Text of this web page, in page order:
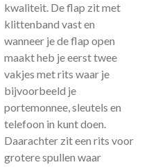
kwaliteit. De flap zit met
klittenband vast en
wanneer je de flap open
maakt heb je eerst twee
vakjes met rits waar je
bijvoorbeeld je
portemonnee, sleutels en
telefoon in kunt doen.
Daarachter zit een rits voor
grotere spullen waar